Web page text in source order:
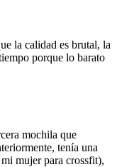
la calidad es brutal, la
porque lo barato
mochila que
tenía una
mujer para crossfit),